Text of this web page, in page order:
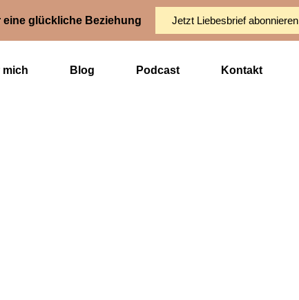
glückliche Beziehung Jetzt Liebesbrief abonnieren
mich Blog Podcast Kontakt